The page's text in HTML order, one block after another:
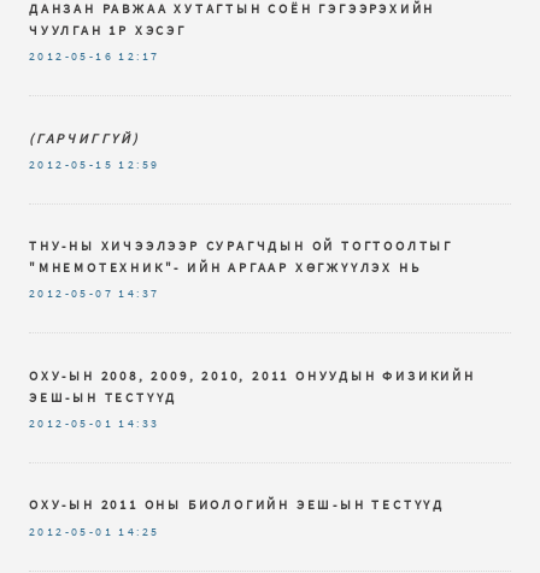
ДАНЗАН РАВЖАА ХУТАГТЫН СОЁН ГЭГЭЭРЭХИЙН
ЧУУЛГАН 1Р ХЭСЭГ
2012-05-16 12:17
(ГАРЧИГГҮЙ)
2012-05-15 12:59
ТНУ-НЫ ХИЧЭЭЛЭЭР СУРАГЧДЫН ОЙ ТОГТООЛТЫГ
"МНЕМОТЕХНИК"- ИЙН АРГААР ХӨГЖҮҮЛЭХ НЬ
2012-05-07 14:37
ОХУ-ЫН 2008, 2009, 2010, 2011 ОНУУДЫН ФИЗИКИЙН
ЭЕШ-ЫН ТЕСТҮҮД
2012-05-01 14:33
ОХУ-ЫН 2011 ОНЫ БИОЛОГИЙН ЭЕШ-ЫН ТЕСТҮҮД
2012-05-01 14:25